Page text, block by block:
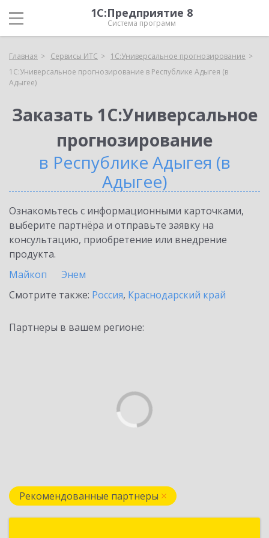
1С:Предприятие 8
Система программ
Главная Сервисы ИТС
1С:Универсальное прогнозирование
1С:Универсальное прогнозирование в Республике Адыгея (в
Адыгее)
Заказать 1С:Универсальное
прогнозирование
в Республике Адыгея (в
Адыгее)
Ознакомьтесь с информационными карточками,
выберите партнёра и отправьте заявку на
консультацию, приобретение или внедрение
продукта.
Майкоп
Энем
Смотрите также: Россия, Краснодарский край
Партнеры в вашем регионе:
Рекомендованные партнеры